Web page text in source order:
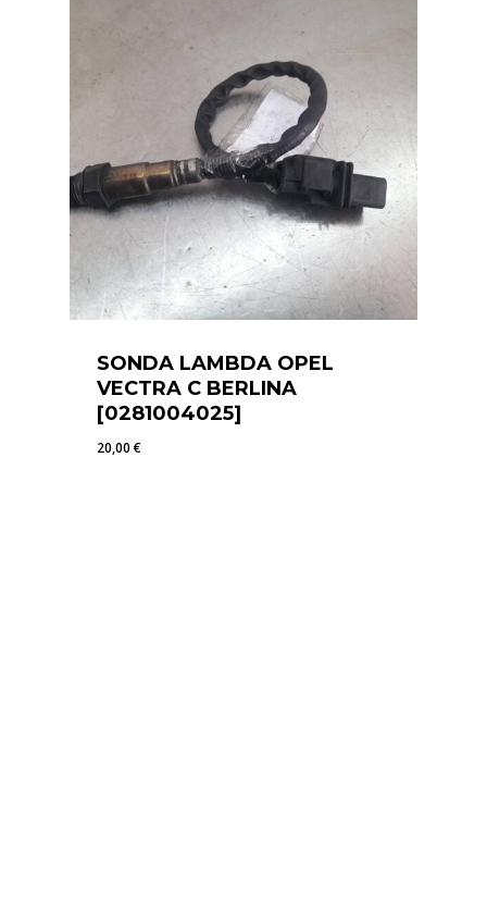
SONDA LAMBDA OPEL
VECTRA C BERLINA
[0281004025]
20,00€